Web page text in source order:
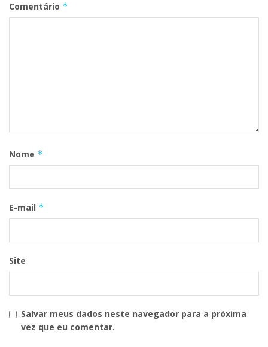
Comentário *
Nome *
E-mail *
Site
Salvar meus dados neste navegador para a próxima
vez que eu comentar.